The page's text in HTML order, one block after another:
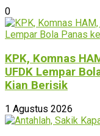
0
KPK, Komnas
UFDK Lempar
Kian Berisik
1 Agustus 2026